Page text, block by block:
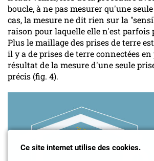
boucle, à ne pas mesurer qu'une
cas, la mesure ne dit rien sur la
raison pour laquelle elle n'est parfois
Plus le maillage des prises de terre
il y a de prises de terre connectées
résultat de la mesure d'une seule
précis (fig. 4).
Ce site internet utilise des cookies.